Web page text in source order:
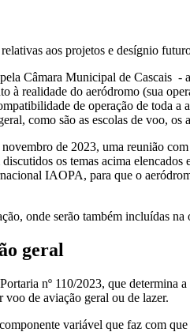
aos projetos e desígnio
Câmara Municipal de Cascais
à realidade do aeródromo (sua
de operação de toda
como são as escolas de voo, os
de 2023, uma reunião
os temas acima
IAOPA, para que o
onde serão também incluídas na
geral
nº 110/2023, que determina
voo de aviação geral ou de lazer.
variável que faz com